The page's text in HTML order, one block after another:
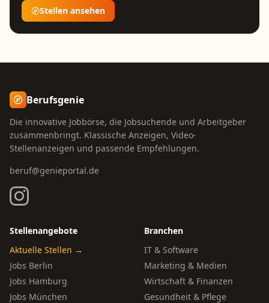
Stellen ansehen
Berufsgenie
Die innovative Jobbörse, die Jobsuchende und Arbeitgeber
zusammenbringt. Klassische Anzeigen, Video-
Stellenanzeigen und passende Empfehlungen.
beruf@genieportal.de
Stellenangebote
Aktuelle Stellen →
Jobs Berlin
Jobs Hamburg
Jobs München
Branchen
IT & Software
Marketing & Medien
Wirtschaft & Finanzen
Gesundheit & Pflege